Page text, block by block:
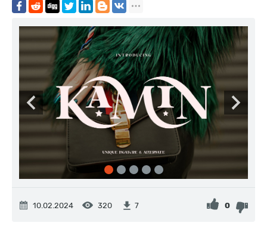
10.02.2024 320 7 0